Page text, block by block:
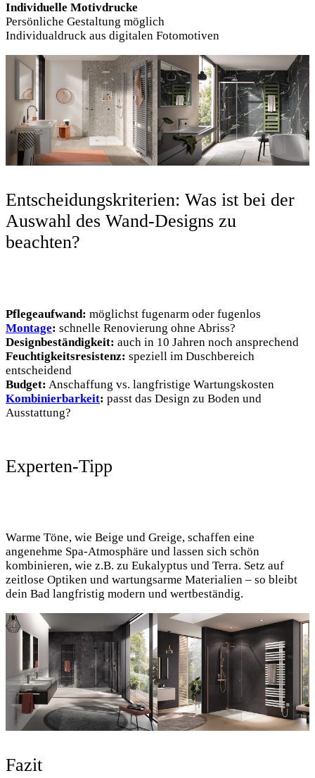
Individuelle Motivdrucke
Persönliche Gestaltung möglich
Individualdruck aus digitalen Fotomotiven
Entscheidungskriterien: Was ist bei der
Auswahl des Wand-Designs zu
beachten?
Pflegeaufwand: möglichst fugenarm oder fugenlos
Montage: schnelle Renovierung ohne Abriss?
Designbeständigkeit: auch in 10 Jahren noch ansprechend
Feuchtigkeitsresistenz: speziell im Duschbereich
entscheidend
Budget: Anschaffung vs. langfristige Wartungskosten
Kombinierbarkeit: passt das Design zu Boden und
Ausstattung?
Experten-Tipp
Warme Töne, wie Beige und Greige, schaffen eine
angenehme Spa-Atmosphäre und lassen sich schön
kombinieren, wie z.B. zu Eukalyptus und Terra. Setz auf
zeitlose Optiken und wartungsarme Materialien – so bleibt
dein Bad langfristig modern und wertbeständig.
Fazit